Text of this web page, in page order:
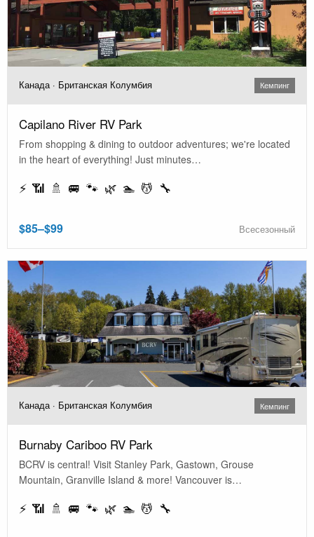
Канада · Британская Колумбия Кемпинг
Capilano River RV Park
From shopping & dining to outdoor adventures; we're located
in the heart of everything! Just minutes…
⚡ 📶 🚿 🚐 🐾 🌿 🏊 💆 🔧
$85–$99 Всесезонный
Канада · Британская Колумбия Кемпинг
Burnaby Cariboo RV Park
BCRV is central! Visit Stanley Park, Gastown, Grouse
Mountain, Granville Island & more! Vancouver is…
⚡ 📶 🚿 🚐 🐾 🌿 🏊 💆 🔧